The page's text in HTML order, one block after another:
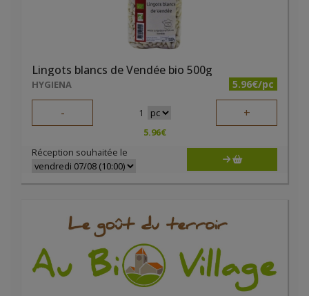
Lingots blancs de Vendée bio 500g
HYGIENA 5.96€/pc
- 1 +
5.96€
Réception souhaitée le